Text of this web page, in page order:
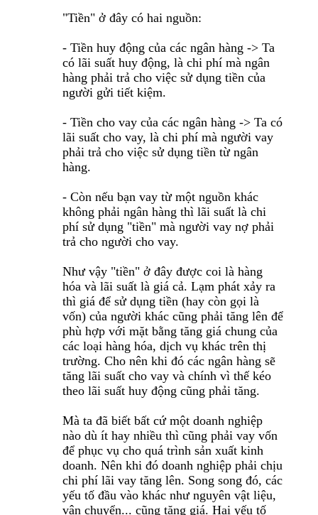
"Tiền" ở đây có hai nguồn:
- Tiền huy động của các ngân hàng -> Ta
có lãi suất huy động, là chi phí mà ngân
hàng phải trả cho việc sử dụng tiền của
người gửi tiết kiệm.
- Tiền cho vay của các ngân hàng -> Ta có
lãi suất cho vay, là chi phí mà người vay
phải trả cho việc sử dụng tiền từ ngân
hàng.
- Còn nếu bạn vay từ một nguồn khác
không phải ngân hàng thì lãi suất là chi
phí sử dụng "tiền" mà người vay nợ phải
trả cho người cho vay.
Như vậy "tiền" ở đây được coi là hàng
hóa và lãi suất là giá cả. Lạm phát xảy ra
thì giá để sử dụng tiền (hay còn gọi là
vốn) của người khác cũng phải tăng lên để
phù hợp với mặt bằng tăng giá chung của
các loại hàng hóa, dịch vụ khác trên thị
trường. Cho nên khi đó các ngân hàng sẽ
tăng lãi suất cho vay và chính vì thế kéo
theo lãi suất huy động cũng phải tăng.
Mà ta đã biết bất cứ một doanh nghiệp
nào dù ít hay nhiều thì cũng phải vay vốn
để phục vụ cho quá trình sản xuất kinh
doanh. Nên khi đó doanh nghiệp phải chịu
chi phí lãi vay tăng lên. Song song đó, các
yếu tố đầu vào khác như nguyên vật liệu,
vận chuyển... cũng tăng giá. Hai yếu tố